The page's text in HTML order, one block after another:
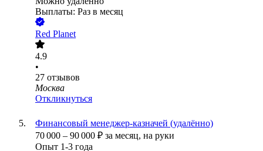
Выплаты: Раз в месяц
Red Planet
4.9
•
27 отзывов
Москва
Откликнуться
Финансовый менеджер-казначей (удалённо)
70 000 – 90 000 ₽ за месяц, на руки
Опыт 1-3 года